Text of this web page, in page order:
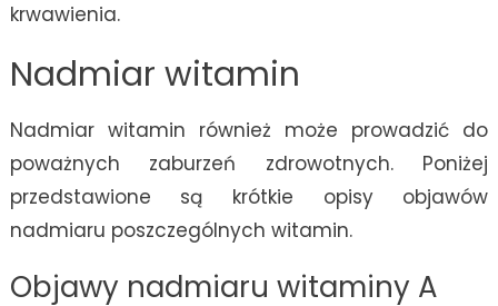
krwawienia.
Nadmiar witamin
Nadmiar witamin również może prowadzić do
poważnych zaburzeń zdrowotnych. Poniżej
przedstawione są krótkie opisy objawów
nadmiaru poszczególnych witamin.
Objawy nadmiaru witaminy A